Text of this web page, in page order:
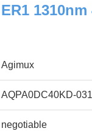
1310nm
Agimux
AQPA0DC40KD-
negotiable